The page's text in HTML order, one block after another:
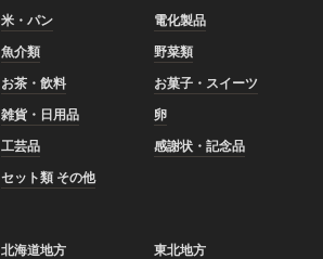
米・パン
電化製品
魚介類
野菜類
お茶・飲料
お菓子・スイーツ
雑貨・日用品
卵
工芸品
感謝状・記念品
セット類 その他
北海道地方
東北地方